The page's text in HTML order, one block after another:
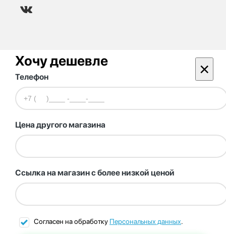
Хочу дешевле ×
Телефон
Цена другого магазина
Ссылка на магазин с более низкой ценой
Согласен на обработку Персональных данных.